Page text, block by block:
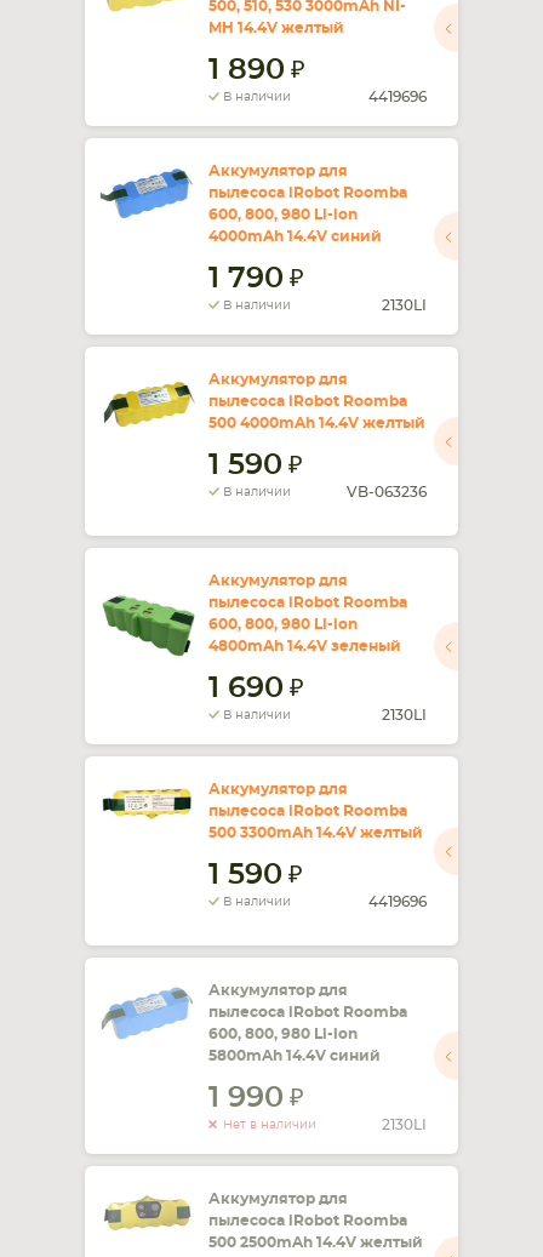
500, 510, 530 3000mAh NI-
MH 14.4V желтый
1 890
В наличии 4419696
Аккумулятор для
пылесоса iRobot Roomba
600, 800, 980 Li-ion
4000mAh 14.4V синий
1 790
В наличии 2130LI
Аккумулятор для
пылесоса iRobot Roomba
500 4000mAh 14.4V желтый
1 590
В наличии VB-063236
Аккумулятор для
пылесоса iRobot Roomba
600, 800, 980 Li-ion
4800mAh 14.4V зеленый
1 690
В наличии 2130LI
Аккумулятор для
пылесоса iRobot Roomba
500 3300mAh 14.4V желтый
1 590
В наличии 4419696
Аккумулятор для
пылесоса iRobot Roomba
600, 800, 980 Li-ion
5800mAh 14.4V синий
1 990
Нет в наличии 2130LI
Аккумулятор для
пылесоса iRobot Roomba
500 2500mAh 14.4V желтый